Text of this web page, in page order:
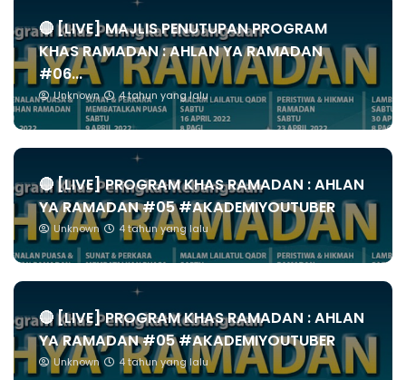
🔴 [LIVE] MAJLIS PENUTUPAN PROGRAM
KHAS RAMADAN : AHLAN YA RAMADAN
#06...
Unknown 4 tahun yang lalu
🔴 [LIVE] PROGRAM KHAS RAMADAN : AHLAN
YA RAMADAN #05 #AKADEMIYOUTUBER
Unknown 4 tahun yang lalu
🔴 [LIVE] PROGRAM KHAS RAMADAN : AHLAN
YA RAMADAN #05 #AKADEMIYOUTUBER
Unknown 4 tahun yang lalu